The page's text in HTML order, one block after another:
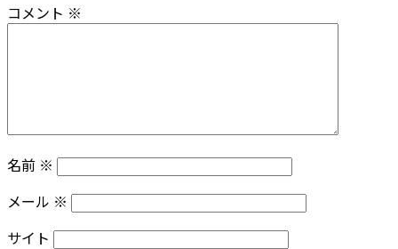
コメント ※
名前 ※
メール ※
サイト